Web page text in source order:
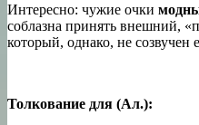
Интересно: чужие очки
соблазна принять внешний,
который, однако, не созвучен
Толкование для (Ал.):